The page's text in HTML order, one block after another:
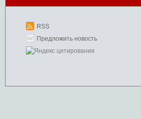
RSS
Предложить новость